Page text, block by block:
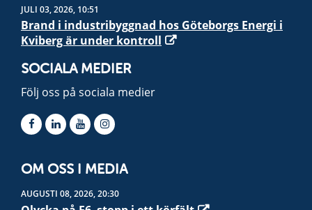
JULI 03, 2026, 10:51
Brand i industribyggnad hos Göteborgs Energi i
Kviberg är under kontroll
SOCIALA MEDIER
Följ oss på sociala medier
OM OSS I MEDIA
AUGUSTI 08, 2026, 20:30